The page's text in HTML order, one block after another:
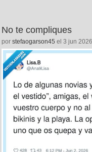
No te compliques
por stefaogarson45 el 3 jun